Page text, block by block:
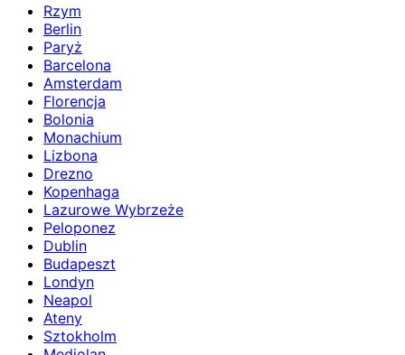
Rzym
Berlin
Paryż
Barcelona
Amsterdam
Florencja
Bolonia
Monachium
Lizbona
Drezno
Kopenhaga
Lazurowe Wybrzeże
Peloponez
Dublin
Budapeszt
Londyn
Neapol
Ateny
Sztokholm